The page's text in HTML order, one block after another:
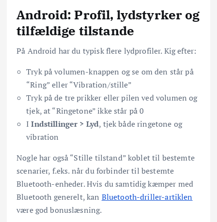
Android: Profil, lydstyrker og
tilfældige tilstande
På Android har du typisk flere lydprofiler. Kig efter:
Tryk på volumen-knappen og se om den står på
“Ring” eller “Vibration/stille”
Tryk på de tre prikker eller pilen ved volumen og
tjek, at “Ringetone” ikke står på 0
IIndstillinger > Lyd, tjek både ringetone og
vibration
Nogle har også “Stille tilstand” koblet til bestemte
scenarier, f.eks. når du forbinder til bestemte
Bluetooth-enheder. Hvis du samtidig kæmper med
Bluetooth generelt, kan Bluetooth-driller-artiklen
være god bonuslæsning.